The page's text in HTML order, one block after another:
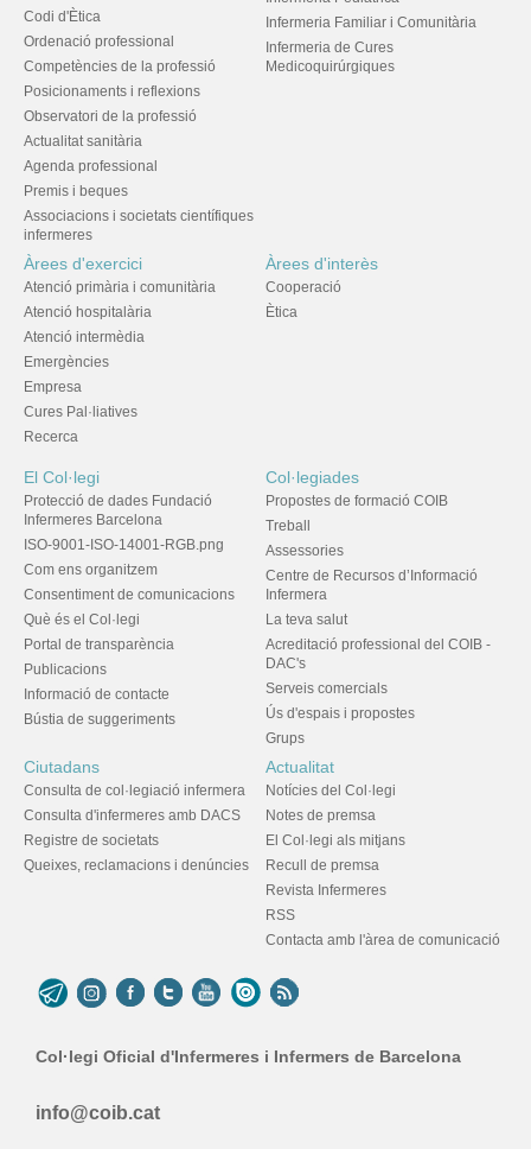
Codi d'Ètica
Ordenació professional
Competències de la professió
Posicionaments i reflexions
Observatori de la professió
Actualitat sanitària
Agenda professional
Premis i beques
Associacions i societats científiques
infermeres
Infermeria Familiar i Comunitària
Infermeria de Cures
Medicoquirúrgiques
Àrees d'exercici
Atenció primària i comunitària
Atenció hospitalària
Atenció intermèdia
Emergències
Empresa
Cures Pal·liatives
Recerca
Àrees d'interès
Cooperació
Ètica
El Col·legi
Protecció de dades Fundació
Infermeres Barcelona
ISO-9001-ISO-14001-RGB.png
Com ens organitzem
Consentiment de comunicacions
Què és el Col·legi
Portal de transparència
Publicacions
Informació de contacte
Bústia de suggeriments
Col·legiades
Propostes de formació COIB
Treball
Assessories
Centre de Recursos d’Informació
Infermera
La teva salut
Acreditació professional del COIB -
DAC's
Serveis comercials
Ús d'espais i propostes
Grups
Ciutadans
Consulta de col·legiació infermera
Consulta d'infermeres amb DACS
Registre de societats
Queixes, reclamacions i denúncies
Actualitat
Notícies del Col·legi
Notes de premsa
El Col·legi als mitjans
Recull de premsa
Revista Infermeres
RSS
Contacta amb l'àrea de comunicació
Col·legi Oficial d'Infermeres i Infermers de Barcelona
info@coib.cat